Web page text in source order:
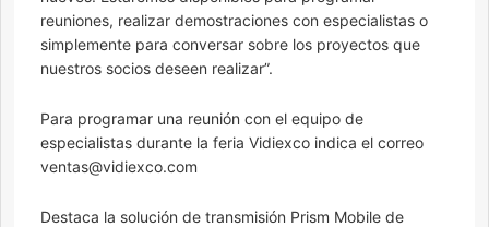
reuniones, realizar demostraciones con especialistas o
simplemente para conversar sobre los proyectos que
nuestros socios deseen realizar”.
Para programar una reunión con el equipo de
especialistas durante la feria Vidiexco indica el correo
ventas@vidiexco.com
Destaca la solución de transmisión Prism Mobile de